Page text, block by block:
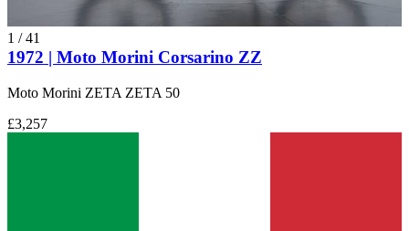
1 /41
1972 | Moto Morini Corsarino ZZ
Moto Morini ZETA ZETA 50
£3,257